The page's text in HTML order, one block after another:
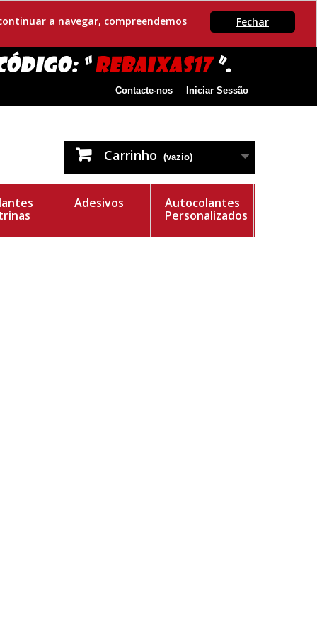
Fechar
a navegar, compreendemos
Iniciar Sessão
Contacte-nos
Carrinho (vazio)
Adesivos
Autocolantes
Personalizados
Fundo